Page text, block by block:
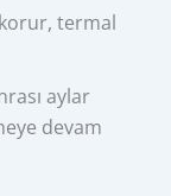
termal
aylar
devam